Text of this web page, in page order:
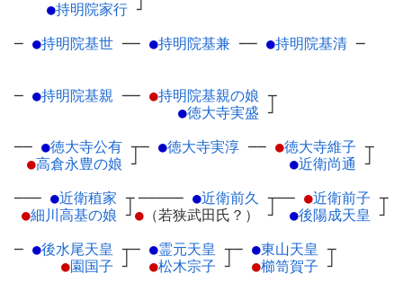
●持明院家行 ┘
─ ●持明院基世 ── ●持明院基兼 ── ●持明院基清 ─
─ ●持明院基親 ── ●持明院基親の娘 ┬
●徳大寺実盛 ┘
── ●徳大寺公有 ┬
●高倉永豊の娘 ┘
─ ●徳大寺実淳 ── ●徳大寺維子 ┬
●近衛尚通 ┘
─── ●近衛稙家 ┬
●細川高基の娘 ┘
───── ●近衛前久 ┬
● （若狭武田氏？） ┘
── ●近衛前子 ┬
●後陽成天皇 ┘
─ ●後水尾天皇 ┬
●園国子 ┘
─ ●霊元天皇 ┬
●松木宗子 ┘
─ ●東山天皇 ┬
●櫛笥賀子 ┘